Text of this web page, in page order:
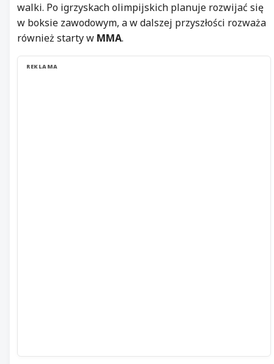
walki. Po igrzyskach olimpijskich planuje rozwijać się
w boksie zawodowym, a w dalszej przyszłości rozważa
również starty w MMA.
REKLAMA